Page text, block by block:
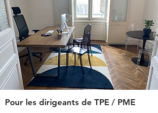
Pour les dirigeants de TPE / PME